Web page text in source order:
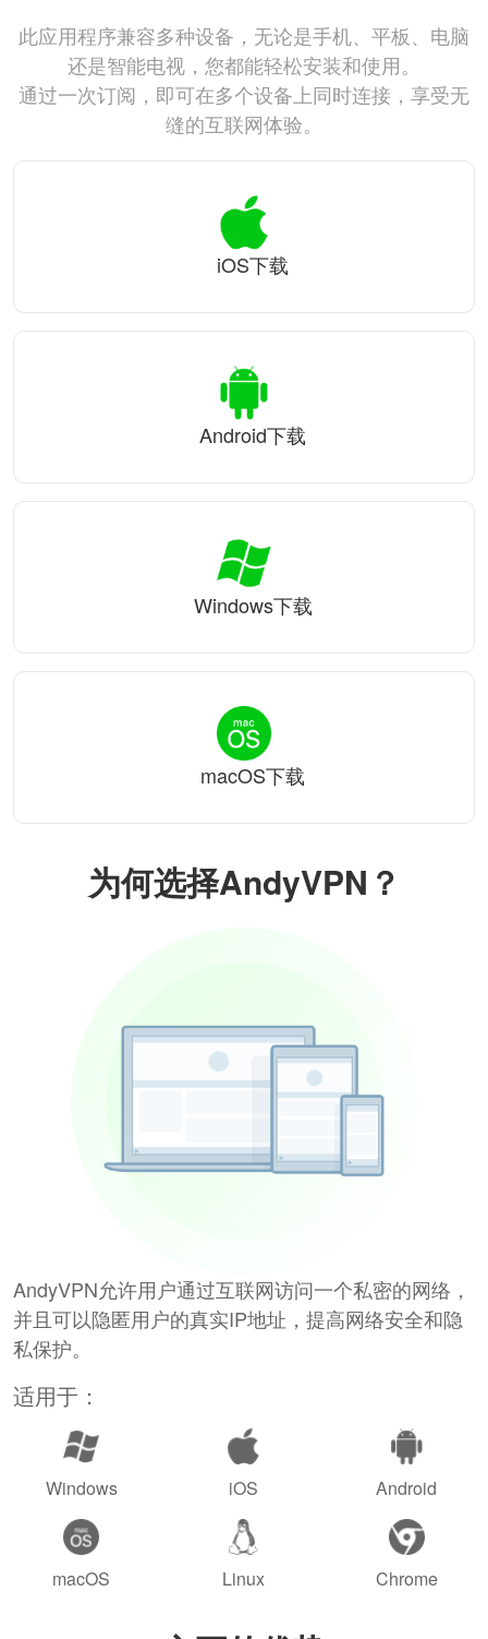
为何选择AndyVPN？
AndyVPN允许用户通过互联网访问一个私密的网络，
并且可以隐匿用户的真实IP地址，提高网络安全和隐
私保护。
适用于：
Windows iOS Android
macOS Linux Chrome
此应用程序兼容多种设备，无论是手机、平板、电脑
还是智能电视，您都能轻松安装和使用。
通过一次订阅，即可在多个设备上同时连接，享受无
缝的互联网体验。
iOS下载
Android下载
Windows下载
macOS下载